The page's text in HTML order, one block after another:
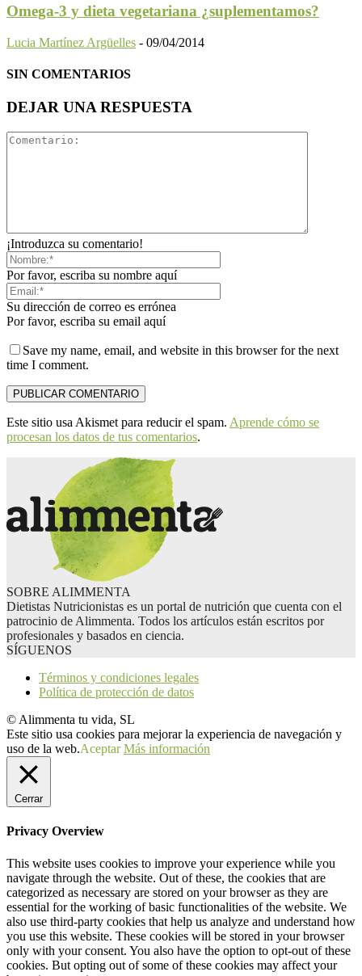
Omega-3 y dieta vegetariana ¿suplementamos?
Lucia Martínez Argüelles - 09/04/2014
SIN COMENTARIOS
DEJAR UNA RESPUESTA
¡Introduzca su comentario!
Por favor, escriba su nombre aquí
Su dirección de correo es errónea
Por favor, escriba su email aquí
Save my name, email, and website in this browser for the next
time I comment.
Este sitio usa Akismet para reducir el spam. Aprende cómo se
procesan los datos de tus comentarios.
SOBRE ALIMMENTA
Dietistas Nutricionistas es un portal de nutrición que cuenta con el
patrocinio de Alimmenta. Todos los artículos están escritos por
profesionales y basados en ciencia.
SÍGUENOS
Términos y condiciones legales
Política de protección de datos
© Alimmenta tu vida, SL
Este sitio usa cookies para mejorar la experiencia de navegación y
uso de la web.Aceptar Más información
Cerrar
Privacy Overview
This website uses cookies to improve your experience while you
navigate through the website. Out of these, the cookies that are
categorized as necessary are stored on your browser as they are
essential for the working of basic functionalities of the website. We
also use third-party cookies that help us analyze and understand how
you use this website. These cookies will be stored in your browser
only with your consent. You also have the option to opt-out of these
cookies. But opting out of some of these cookies may affect your